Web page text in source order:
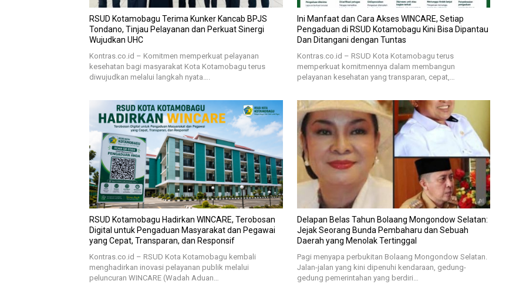
RSUD Kotamobagu Terima Kunker Kancab BPJS
Tondano, Tinjau Pelayanan dan Perkuat Sinergi
Wujudkan UHC
Kontras.co.id – Komitmen memperkuat pelayanan
kesehatan bagi masyarakat Kota Kotamobagu terus
diwujudkan melalui langkah nyata….
Ini Manfaat dan Cara Akses WINCARE, Setiap
Pengaduan di RSUD Kotamobagu Kini Bisa Dipantau
Dan Ditangani dengan Tuntas
Kontras.co.id – RSUD Kota Kotamobagu terus
memperkuat komitmennya dalam membangun
pelayanan kesehatan yang transparan, cepat,…
RSUD Kotamobagu Hadirkan WINCARE, Terobosan
Digital untuk Pengaduan Masyarakat dan Pegawai
yang Cepat, Transparan, dan Responsif
Kontras.co.id – RSUD Kota Kotamobagu kembali
menghadirkan inovasi pelayanan publik melalui
peluncuran WINCARE (Wadah Aduan…
Delapan Belas Tahun Bolaang Mongondow Selatan:
Jejak Seorang Bunda Pembaharu dan Sebuah
Daerah yang Menolak Tertinggal
Pagi menyapa perbukitan Bolaang Mongondow Selatan.
Jalan-jalan yang kini dipenuhi kendaraan, gedung-
gedung pemerintahan yang berdiri…